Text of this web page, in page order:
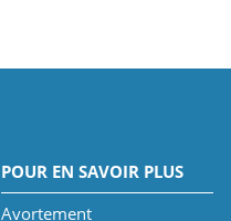
POUR EN SAVOIR PLUS
Avortement